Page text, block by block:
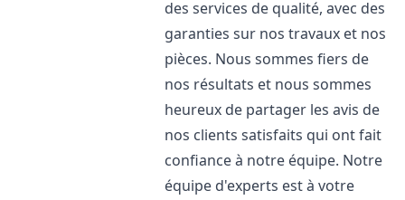
des services de qualité, avec des
garanties sur nos travaux et nos
pièces. Nous sommes fiers de
nos résultats et nous sommes
heureux de partager les avis de
nos clients satisfaits qui ont fait
confiance à notre équipe. Notre
équipe d'experts est à votre